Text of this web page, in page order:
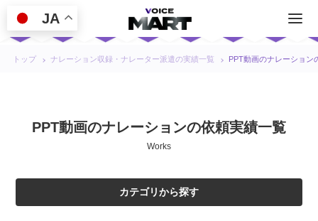
トップ ナレーション収録・ナレーター派遣の実績一覧 PPT動画のナレーション
PPT動画のナレーションの依頼実績一覧
Works
カテゴリから探す
JA